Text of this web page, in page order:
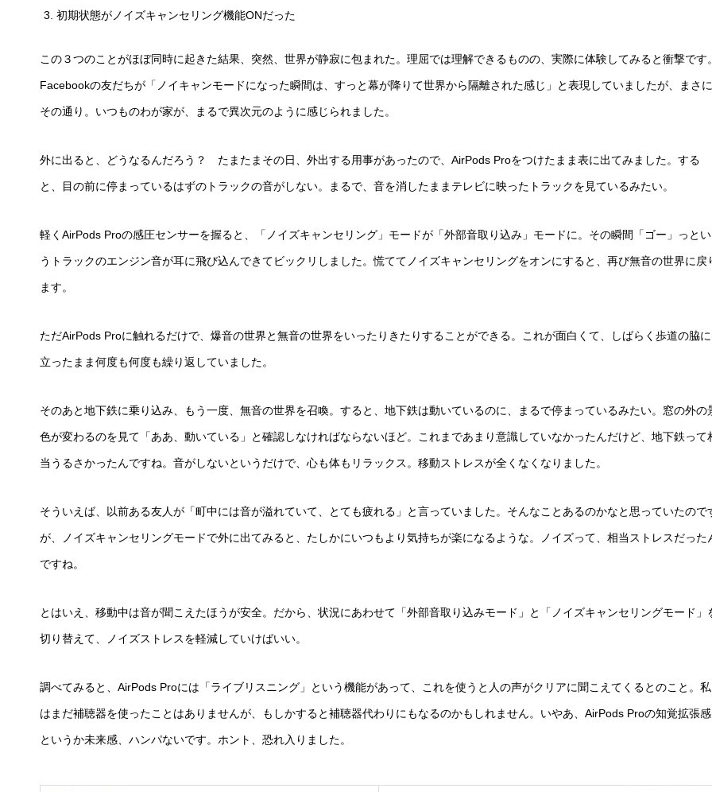
初期状態がノイズキャンセリング機能ONだった
この３つのことがほぼ同時に起きた結果、突然、世界が静寂に包まれた。理屈では理解できるものの、実際に体験してみると衝撃です
Facebookの友だちが「ノイキャンモードになった瞬間は、すっと幕が降りて世界から隔離された感じ」と表現していましたが、まさに
その通り。いつものわが家が、まるで異次元のように感じられました。
外に出ると、どうなるんだろう？ たまたまその日、外出する用事があったので、AirPods Proをつけたまま表に出てみました。する
と、目の前に停まっているはずのトラックの音がしない。まるで、音を消したままテレビに映ったトラックを見ているみたい。
軽くAirPods Proの感圧センサーを握ると、「ノイズキャンセリング」モードが「外部音取り込み」モードに。その瞬間「ゴー」っとい
うトラックのエンジン音が耳に飛び込んできてビックリしました。慌ててノイズキャンセリングをオンにすると、再び無音の世界に戻
ます。
ただAirPods Proに触れるだけで、爆音の世界と無音の世界をいったりきたりすることができる。これが面白くて、しばらく歩道の脇に
立ったまま何度も何度も繰り返していました。
そのあと地下鉄に乗り込み、もう一度、無音の世界を召喚。すると、地下鉄は動いているのに、まるで停まっているみたい。窓の外の
色が変わるのを見て「ああ、動いている」と確認しなければならないほど。これまであまり意識していなかったんだけど、地下鉄って
当うるさかったんですね。音がしないというだけで、心も体もリラックス。移動ストレスが全くなくなりました。
そういえば、以前ある友人が「町中には音が溢れていて、とても疲れる」と言っていました。そんなことあるのかなと思っていたので
が、ノイズキャンセリングモードで外に出てみると、たしかにいつもより気持ちが楽になるような。ノイズって、相当ストレスだった
ですね。
とはいえ、移動中は音が聞こえたほうが安全。だから、状況にあわせて「外部音取り込みモード」と「ノイズキャンセリングモード」
切り替えて、ノイズストレスを軽減していけばいい。
調べてみると、AirPods Proには「ライブリスニング」という機能があって、これを使うと人の声がクリアに聞こえてくるとのこと。私
はまだ補聴器を使ったことはありませんが、もしかすると補聴器代わりにもなるのかもしれません。いやあ、AirPods Proの知覚拡張感
というか未来感、ハンパないです。ホント、恐れ入りました。